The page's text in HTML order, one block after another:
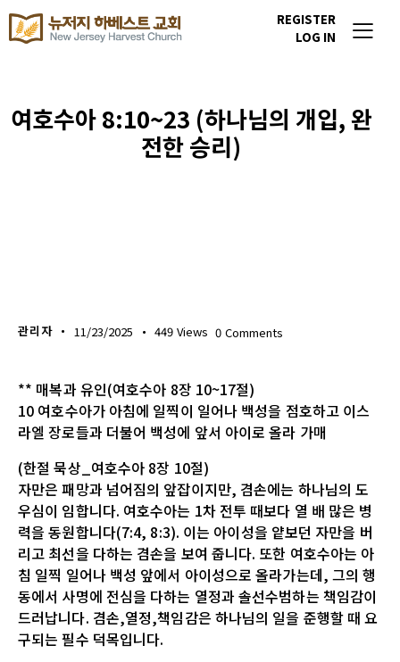
REGISTER
LOG IN
여호수아 8:10~23 (하나님의 개입, 완
전한 승리)
관리자 11/23/2025 449 Views 0 Comments
** 매복과 유인(여호수아 8장 10~17절)
10 여호수아가 아침에 일찍이 일어나 백성을 점호하고 이스
라엘 장로들과 더불어 백성에 앞서 아이로 올라 가매
(한절 묵상_여호수아 8장 10절)
자만은 패망과 넘어짐의 앞잡이지만, 겸손에는 하나님의 도
우심이 임합니다. 여호수아는 1차 전투 때보다 열 배 많은 병
력을 동원합니다(7:4, 8:3). 이는 아이성을 얕보던 자만을 버
리고 최선을 다하는 겸손을 보여 줍니다. 또한 여호수아는 아
침 일찍 일어나 백성 앞에서 아이성으로 올라가는데, 그의 행
동에서 사명에 전심을 다하는 열정과 솔선수범하는 책임감이
드러납니다. 겸손,열정,책임감은 하나님의 일을 준행할 때 요
구되는 필수 덕목입니다.